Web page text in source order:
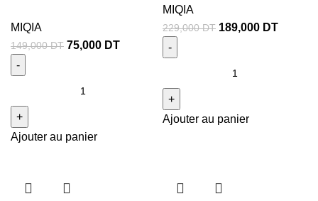
MIQIA
149,000DT 75,000 DT
Ajouter au panier
MIQIA
229,000DT 189,000 DT
Ajouter au panier